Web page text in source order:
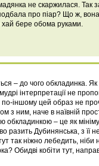
не скаржилася. Так
про піар? Що ж,
хай бере обома руками.
– до чого обкладинка. Як
інтерпретації не
по-іншому цей образ не
з ним, наче в наївній
обкладинкою – це як
разить Дубинянська, з
так ніжно лебедить,
Обидві кобіти тут,